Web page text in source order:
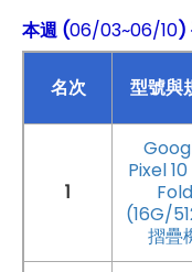
本週 (06/03~06/10)
名次 型號與
1
Pixel
Fold
(16G/
摺疊